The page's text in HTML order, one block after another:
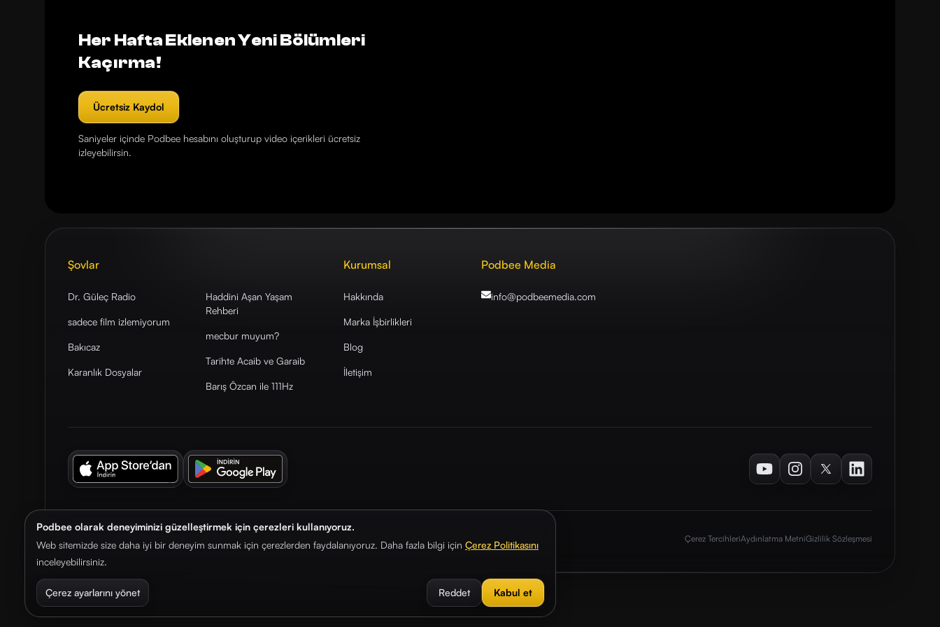
Podbee olarak deneyiminizi güzelleştirmek için çerezleri kullanıyoruz.
Web sitemizde size daha iyi bir deneyim sunmak için çerezlerden faydalanıyoruz. Daha fazla bilgi için Çerez Politikasını
inceleyebilirsiniz.
Çerez ayarlarını yönet Reddet Kabul et
Her Hafta Eklenen Yeni Bölümleri
Kaçırma!
Ücretsiz Kaydol
Saniyeler içinde Podbee hesabını oluşturup video içerikleri ücretsiz
izleyebilirsin.
Şovlar
Dr. Güleç Radio
sadece film izlemiyorum
Bakıcaz
Karanlık Dosyalar
Haddini Aşan Yaşam
Rehberi
mecbur muyum?
Tarihte Acaib ve Garaib
Barış Özcan ile 111Hz
Kurumsal
Hakkında
Marka İşbirlikleri
Blog
İletişim
Podbee Media
info@podbeemedia.com
YoutubeInstagramTwitterLinkedIn
© 2026. Podbee Media. Tüm hakları saklıdır. Çerez TercihleriAydınlatma MetniGizlilik Sözleşmesi